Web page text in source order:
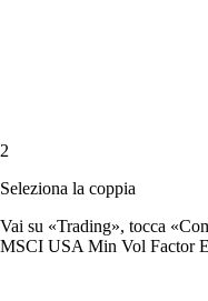
2
Seleziona la coppia
Vai su «Trading», tocca
MSCI USA Min Vol Factor